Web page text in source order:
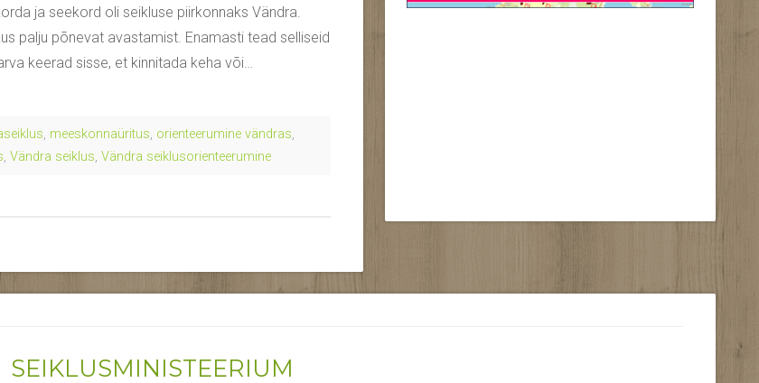
ja seekord oli seikluse piirkonnaks Vändra.
palju põnevat avastamist. Enamasti tead selliseid
keerad sisse, et kinnitada keha või…
, meeskonnaüritus, orienteerumine vändras,
, Vändra seiklus, Vändra seiklusorienteerumine
SEIKLUSMINISTEERIUM